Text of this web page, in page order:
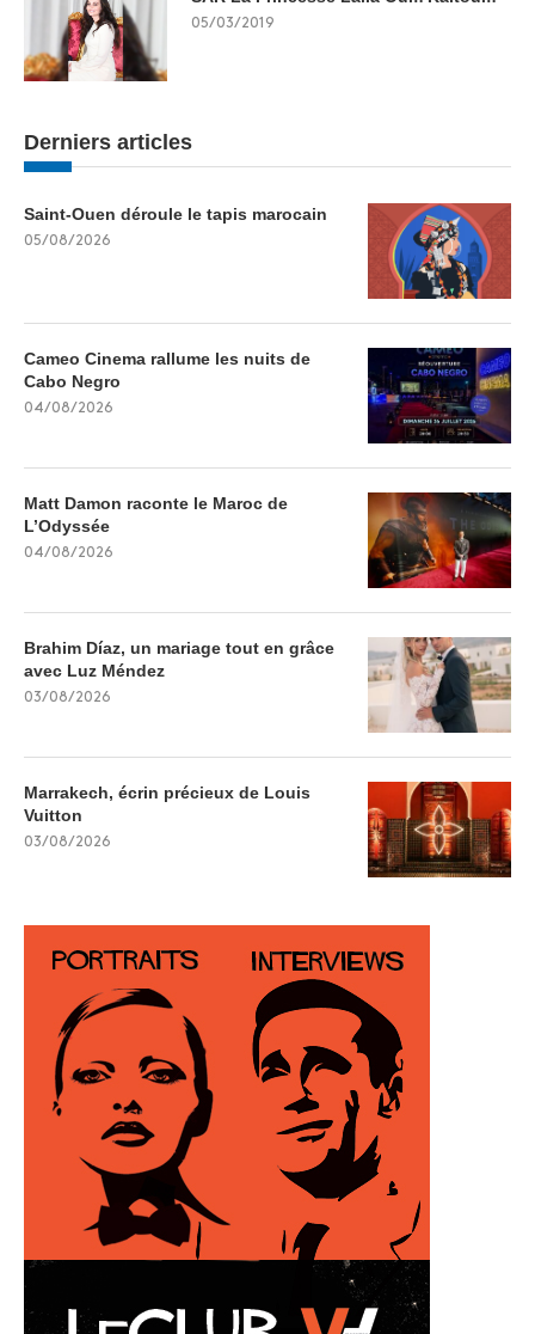
05/03/2019
Derniers articles
Saint-Ouen déroule le tapis marocain
05/08/2026
Cameo Cinema rallume les nuits de
Cabo Negro
04/08/2026
Matt Damon raconte le Maroc de
L’Odyssée
04/08/2026
Brahim Díaz, un mariage tout en grâce
avec Luz Méndez
03/08/2026
Marrakech, écrin précieux de Louis
Vuitton
03/08/2026